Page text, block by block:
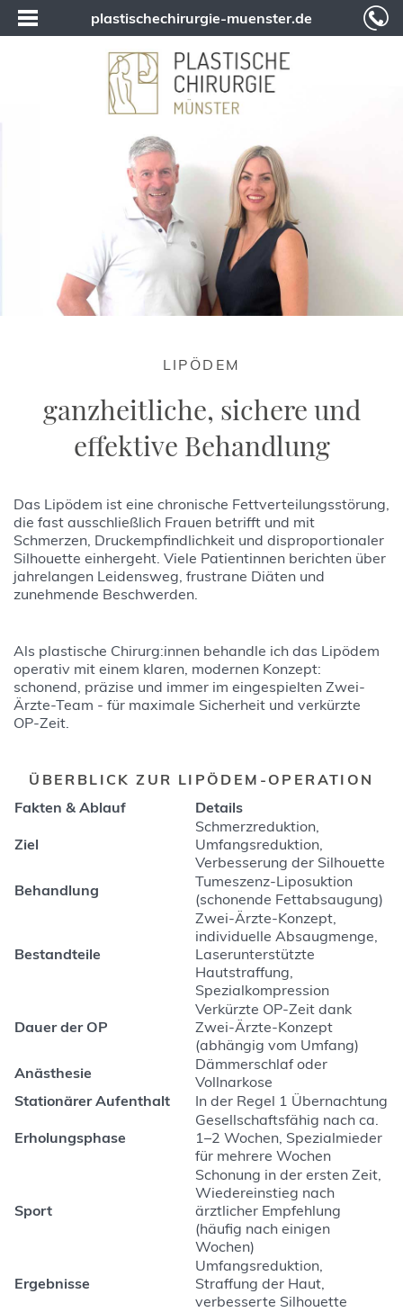
plastischechirurgie-muenster.de
LIPÖDEM
ganzheitliche, sichere und
effektive Behandlung
Das Lipödem ist eine chronische Fettverteilungsstörung,
die fast ausschließlich Frauen betrifft und mit
Schmerzen, Druckempfindlichkeit und disproportionaler
Silhouette einhergeht. Viele Patientinnen berichten über
jahrelangen Leidensweg, frustrane Diäten und
zunehmende Beschwerden.
Als plastische Chirurg:innen behandle ich das Lipödem
operativ mit einem klaren, modernen Konzept:
schonend, präzise und immer im eingespielten Zwei-
Ärzte-Team - für maximale Sicherheit und verkürzte
OP-Zeit.
ÜBERBLICK ZUR LIPÖDEM-OPERATION
Fakten & Ablauf
Details
Ziel
Schmerzreduktion,
Umfangsreduktion,
Verbesserung der Silhouette
Behandlung
Tumeszenz-Liposuktion
(schonende Fettabsaugung)
Bestandteile
Zwei-Ärzte-Konzept,
individuelle Absaugmenge,
Laserunterstützte
Hautstraffung,
Spezialkompression
Dauer der OP
Verkürzte OP-Zeit dank
Zwei-Ärzte-Konzept
(abhängig vom Umfang)
Anästhesie
Dämmerschlaf oder
Vollnarkose
Stationärer Aufenthalt
In der Regel 1 Übernachtung
Erholungsphase
Gesellschaftsfähig nach ca.
1–2 Wochen, Spezialmieder
für mehrere Wochen
Sport
Schonung in der ersten Zeit,
Wiedereinstieg nach
ärztlicher Empfehlung
(häufig nach einigen
Wochen)
Ergebnisse
Umfangsreduktion,
Straffung der Haut,
verbesserte Silhouette